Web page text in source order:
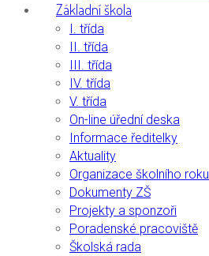
Základní škola
I. třída
II. třída
III. třída
IV. třída
V. třída
On-line úřední deska
Informace ředitelky
Aktuality
Organizace školního roku
Dokumenty ZŠ
Projekty a sponzoři
Poradenské pracoviště
Školská rada